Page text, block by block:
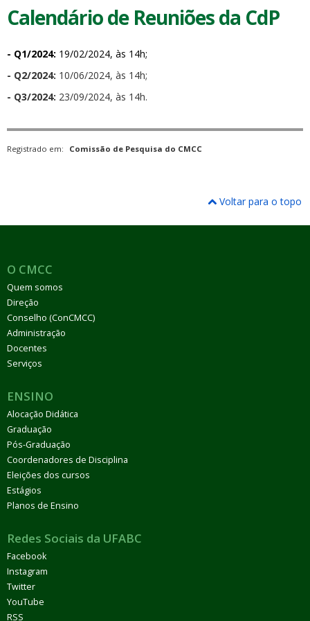
Calendário de Reuniões da CdP
- Q1/2024: 19/02/2024, às 14h;
- Q2/2024: 10/06/2024, às 14h;
- Q3/2024: 23/09/2024, às 14h.
Registrado em: Comissão de Pesquisa do CMCC
Voltar para o topo
O CMCC
Quem somos
Direção
Conselho (ConCMCC)
Administração
Docentes
Serviços
ENSINO
Alocação Didática
Graduação
Pós-Graduação
Coordenadores de Disciplina
Eleições dos cursos
Estágios
Planos de Ensino
Redes Sociais da UFABC
Facebook
Instagram
Twitter
YouTube
RSS